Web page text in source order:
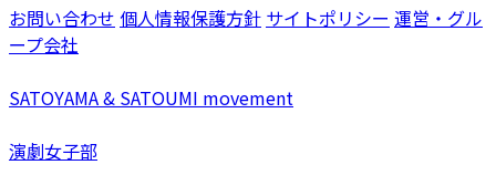
お問い合わせ 個人情報保護方針 サイトポリシー 運営・グル
ープ会社
SATOYAMA & SATOUMI movement
演劇女子部